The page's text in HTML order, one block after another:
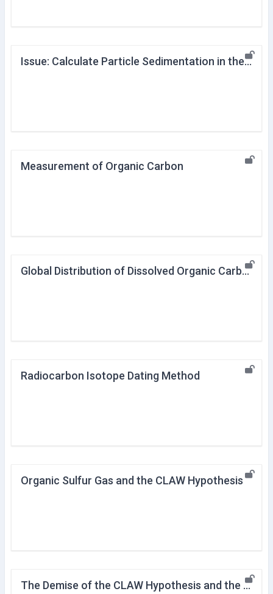
Issue: Calculate Particle Sedimentation in the Ocean
Measurement of Organic Carbon
Global Distribution of Dissolved Organic Carbon in the Ocean
Radiocarbon Isotope Dating Method
Organic Sulfur Gas and the CLAW Hypothesis
The Demise of the CLAW Hypothesis and the SOLAS Study